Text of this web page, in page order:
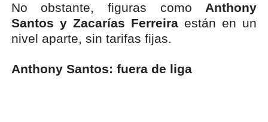
No obstante, figuras como Anthony
Santos y Zacarías Ferreira están en un
nivel aparte, sin tarifas fijas.
Anthony Santos: fuera de liga